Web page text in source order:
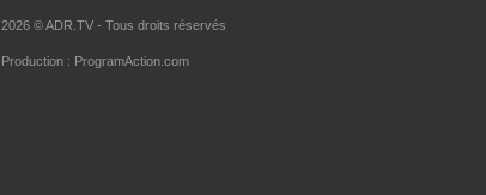
2026 © ADR.TV - Tous droits réservés
Production : ProgramAction.com